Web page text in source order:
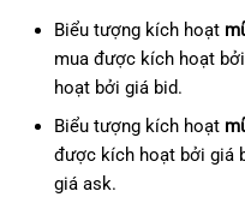
Biểu tượng kích hoạt
mua được kích hoạt
hoạt bởi giá bid.
Biểu tượng kích hoạt
được kích hoạt bởi giá
giá ask.